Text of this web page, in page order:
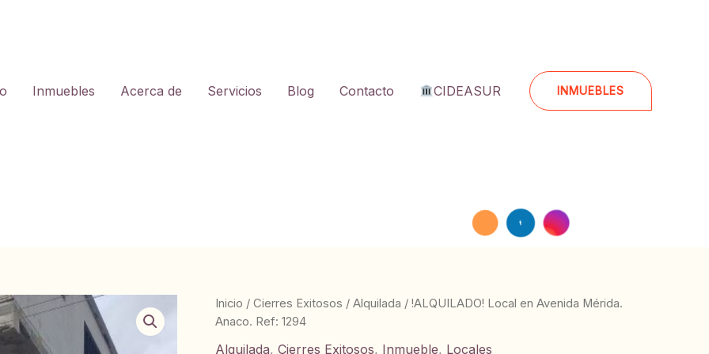
Inmuebles Acerca de Servicios Blog Contacto CIDEASUR INMUEBLES
Inicio / Cierres Exitosos / Alquilada / !ALQUILADO! Local en Avenida Mérida.
Anaco. Ref: 1294
Alquilada, Cierres Exitosos, Inmueble, Locales